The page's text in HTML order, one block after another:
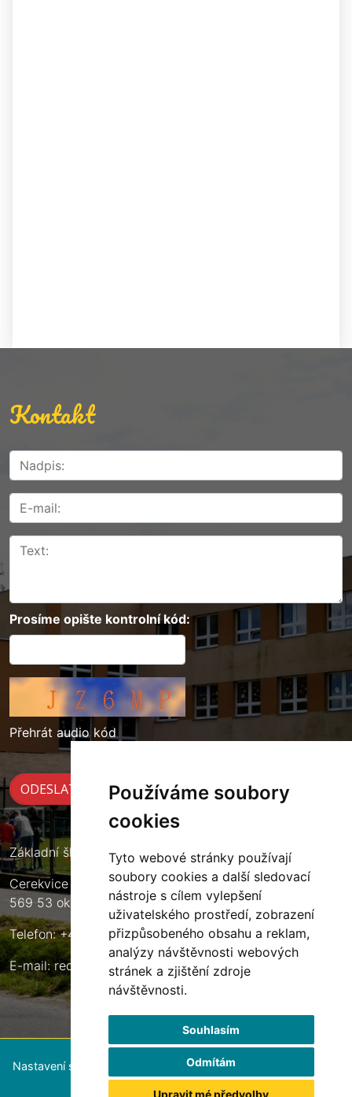
Používáme soubory
cookies
Tyto webové stránky používají
soubory cookies a další sledovací
nástroje s cílem vylepšení
uživatelského prostředí, zobrazení
přizpůsobeného obsahu a reklam,
analýzy návštěvnosti webových
stránek a zjištění zdroje
návštěvnosti.
Souhlasím
Odmítám
Upravit mé předvolby
Kontakt
Prosíme opište kontrolní kód:
Přehrát audio kód
Základní škola Cerekvice nad Loučnou
Cerekvice nad Loučnou 135
569 53 okres Svitavy
Telefon: +420 461 633 140
E-mail:reditel@zscerekvice.cz
Nastavení souborů cookie